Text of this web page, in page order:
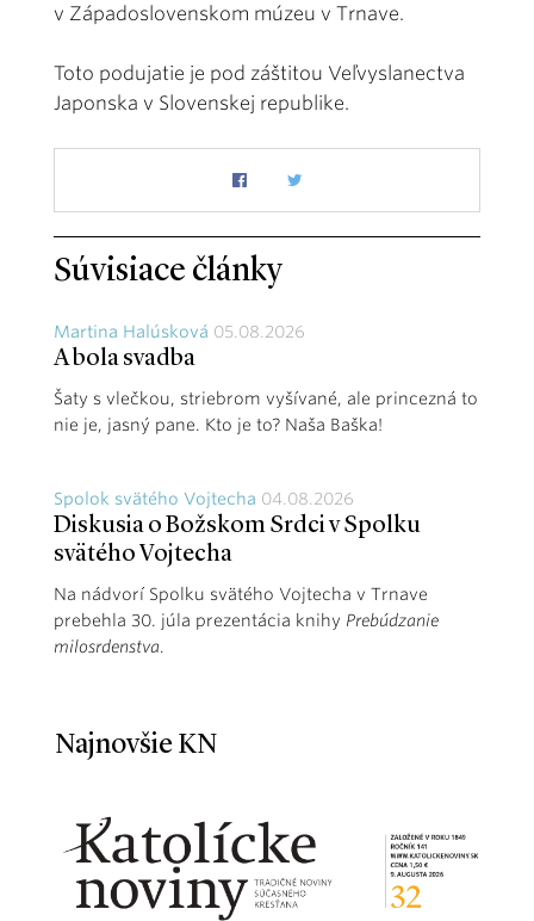
v Západoslovenskom múzeu v Trnave.
Toto podujatie je pod záštitou Veľvyslanectva
Japonska v Slovenskej republike.
Súvisiace články
Martina Halúsková 05.08.2026
A bola svadba
Šaty s vlečkou, striebrom vyšívané, ale princezná to
nie je, jasný pane. Kto je to? Naša Baška!
Spolok svätého Vojtecha 04.08.2026
Diskusia o Božskom Srdci v Spolku
svätého Vojtecha
Na nádvorí Spolku svätého Vojtecha v Trnave
prebehla 30. júla prezentácia knihy Prebúdzanie
milosrdenstva.
Najnovšie KN